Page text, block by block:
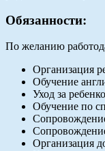
Обязанности:
По желанию
Организация
Обучение
Уход за
Обучение по
Организация